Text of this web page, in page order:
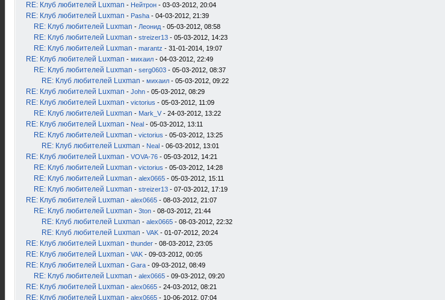
RE: Клуб любителей Luxman - Нейтрон - 03-03-2012, 20:04
RE: Клуб любителей Luxman - Pasha - 04-03-2012, 21:39
RE: Клуб любителей Luxman - Леонид - 05-03-2012, 08:58
RE: Клуб любителей Luxman - streizer13 - 05-03-2012, 14:23
RE: Клуб любителей Luxman - marantz - 31-01-2014, 19:07
RE: Клуб любителей Luxman - михаил - 04-03-2012, 22:49
RE: Клуб любителей Luxman - serg0603 - 05-03-2012, 08:37
RE: Клуб любителей Luxman - михаил - 05-03-2012, 09:22
RE: Клуб любителей Luxman - John - 05-03-2012, 08:29
RE: Клуб любителей Luxman - victorius - 05-03-2012, 11:09
RE: Клуб любителей Luxman - Mark_V - 24-03-2012, 13:22
RE: Клуб любителей Luxman - Neal - 05-03-2012, 13:11
RE: Клуб любителей Luxman - victorius - 05-03-2012, 13:25
RE: Клуб любителей Luxman - Neal - 06-03-2012, 13:01
RE: Клуб любителей Luxman - VOVA-76 - 05-03-2012, 14:21
RE: Клуб любителей Luxman - victorius - 05-03-2012, 14:28
RE: Клуб любителей Luxman - alex0665 - 05-03-2012, 15:11
RE: Клуб любителей Luxman - streizer13 - 07-03-2012, 17:19
RE: Клуб любителей Luxman - alex0665 - 08-03-2012, 21:07
RE: Клуб любителей Luxman - 3ton - 08-03-2012, 21:44
RE: Клуб любителей Luxman - alex0665 - 08-03-2012, 22:32
RE: Клуб любителей Luxman - VAK - 01-07-2012, 20:24
RE: Клуб любителей Luxman - thunder - 08-03-2012, 23:05
RE: Клуб любителей Luxman - VAK - 09-03-2012, 00:05
RE: Клуб любителей Luxman - Gara - 09-03-2012, 08:49
RE: Клуб любителей Luxman - alex0665 - 09-03-2012, 09:20
RE: Клуб любителей Luxman - alex0665 - 24-03-2012, 08:21
RE: Клуб любителей Luxman - alex0665 - 10-06-2012, 07:04